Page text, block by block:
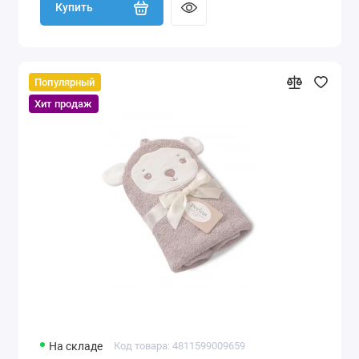
Купить
Популярный
Хит продаж
На складе Код товара: 4811599009659